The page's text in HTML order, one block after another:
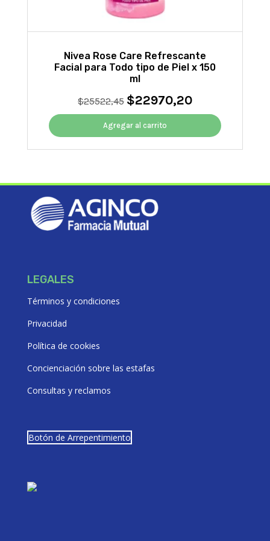
Nivea Rose Care Refrescante
Facial para Todo tipo de Piel x 150
ml
$25522,45 El
precio
original
era:
$25522,45.
$22970,20El
precio
es:
$22970,20.
Agregar al carrito
LEGALES
Términos y condiciones
Privacidad
Política de cookies
Concienciación sobre las estafas
Consultas y reclamos
Botón de Arrepentimiento